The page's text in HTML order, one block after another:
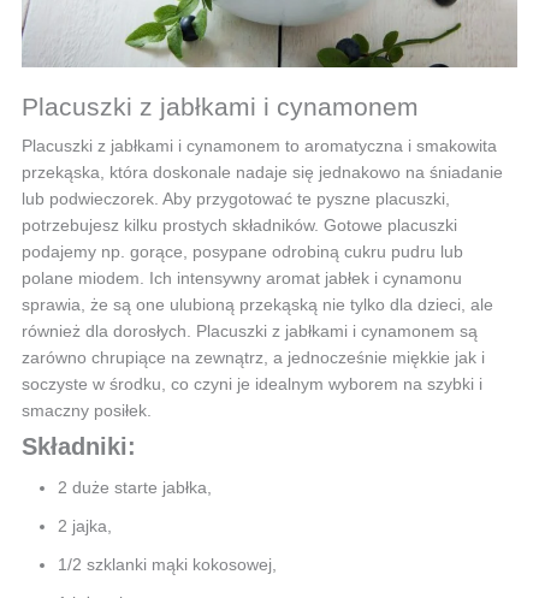
Placuszki z jabłkami i cynamonem
Placuszki z jabłkami i cynamonem to aromatyczna i smakowita
przekąska, która doskonale nadaje się jednakowo na śniadanie
lub podwieczorek. Aby przygotować te pyszne placuszki,
potrzebujesz kilku prostych składników. Gotowe placuszki
podajemy np. gorące, posypane odrobiną cukru pudru lub
polane miodem. Ich intensywny aromat jabłek i cynamonu
sprawia, że są one ulubioną przekąską nie tylko dla dzieci, ale
również dla dorosłych. Placuszki z jabłkami i cynamonem są
zarówno chrupiące na zewnątrz, a jednocześnie miękkie jak i
soczyste w środku, co czyni je idealnym wyborem na szybki i
smaczny posiłek.
Składniki:
2 duże starte jabłka,
2 jajka,
1/2 szklanki mąki kokosowej,